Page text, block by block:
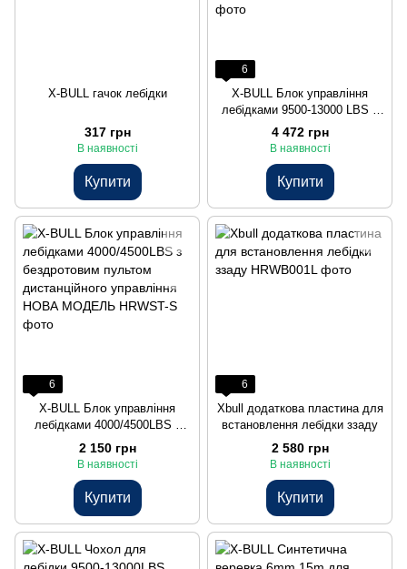
X-BULL гачок лебідки
317 грн
В наявності
Купити
6
X-BULL Блок управління
лебідками 9500-13000 LBS з
бездротовим пультом
дистанційного управління
4 472 грн
В наявності
Купити
6
X-BULL Блок управління
лебідками 4000/4500LBS з
бездротовим пультом
дистанційного управління
2 150 грн
В наявності
Купити
6
Xbull додаткова пластина для
встановлення лебідки ззаду
2 580 грн
В наявності
Купити